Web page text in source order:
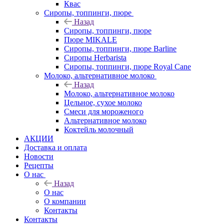
Квас
Сиропы, топпинги, пюре
Назад
Сиропы, топпинги, пюре
Пюре MIKALE
Сиропы, топпинги, пюре Barline
Сиропы Herbarista
Сиропы, топпинги, пюре Royal Cane
Молоко, альтернативное молоко
Назад
Молоко, альтернативное молоко
Цельное, сухое молоко
Смеси для мороженого
Альтернативное молоко
Коктейль молочный
АКЦИИ
Доставка и оплата
Новости
Рецепты
О нас
Назад
О нас
О компании
Контакты
Контакты